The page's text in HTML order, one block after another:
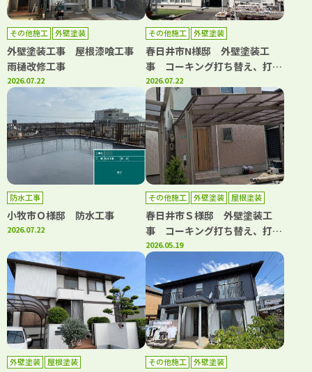
その他施工 外壁塗装
外壁塗装工事 屋根漆喰工事
雨樋改修工事
2026.07.22
その他施工 外壁塗装
春日井市N様邸 外壁塗装工
事 コーキング打ち替え、打ち
増し工事 屋根カバー工事 雨
樋改修工事
2026.07.22
防水工事
小牧市Ｏ様邸 防水工事
2026.07.22
その他施工 外壁塗装 屋根塗装
春日井市Ｓ様邸 外壁塗装工
事 コーキング打ち替え、打ち
増し工事 屋根塗装工事 ベラ
ンダトップコート工事
2026.05.19
外壁塗装 屋根塗装 その他施工 外壁塗装